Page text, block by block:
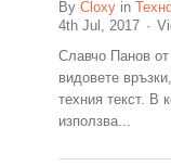
By Cloxy in
4th Jul, 2017
Славчо Панов
видовете
техния текст. В
използва...